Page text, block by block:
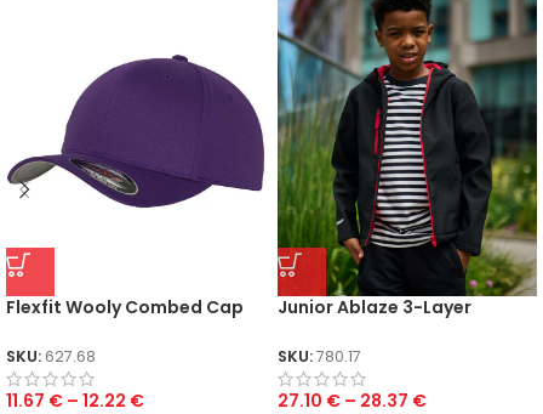
Flexfit Wooly Combed Cap
SKU: 627.68
11.67 € – 12.22 €
Junior Ablaze 3-Layer
SKU:780.17
27.10 € – 28.37 €